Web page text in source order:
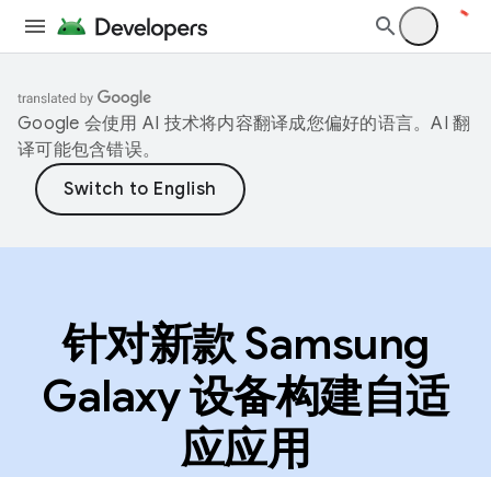
Google 会使用 AI 技术将内容翻译成您偏好的语言。AI 翻
译可能包含错误。
针对新款 Samsung
Galaxy 设备构建自适
应应用